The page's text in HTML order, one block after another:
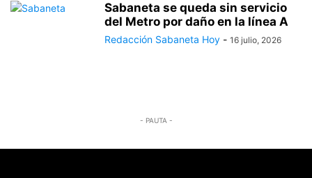
Sabaneta se queda sin servicio
del Metro por daño en la línea A
Redacción Sabaneta Hoy - 16 julio, 2026
- PAUTA -